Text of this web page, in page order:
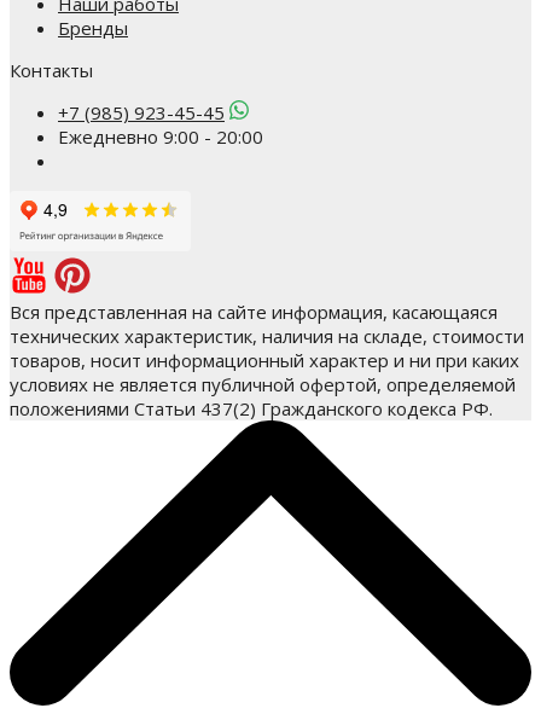
Бренды
Контакты
+7 (985) 923-45-45
Ежедневно 9:00 - 20:00
Вся представленная на сайте информация, касающаяся
технических характеристик, наличия на складе, стоимости
товаров, носит информационный характер и ни при каких
условиях не является публичной офертой, определяемой
положениями Статьи 437(2) Гражданского кодекса РФ.